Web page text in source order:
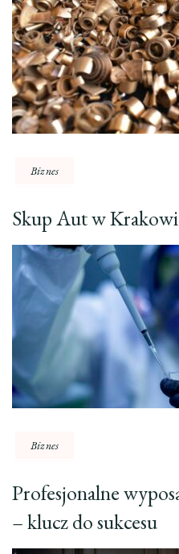
Biznes
Skup Aut w
Biznes
Profesjonalne
– klucz do sukcesu